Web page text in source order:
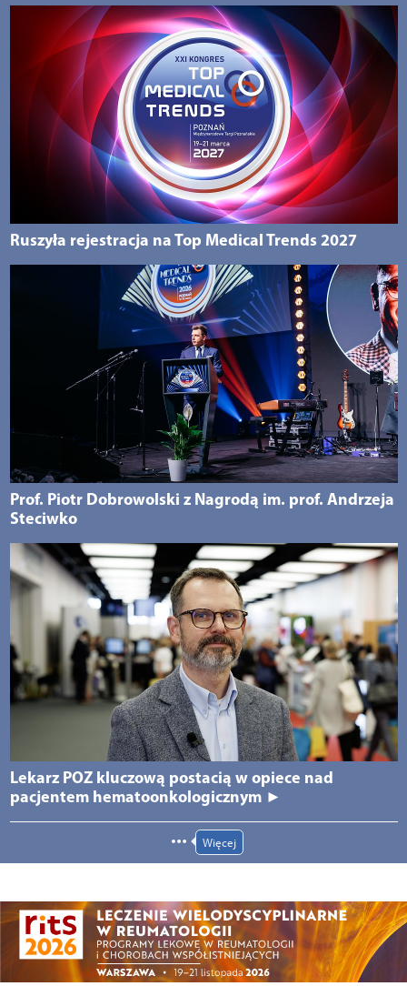
Ruszyła rejestracja na Top Medical Trends 2027
Prof. Piotr Dobrowolski z Nagrodą im. prof. Andrzeja
Steciwko
Lekarz POZ kluczową postacią w opiece nad
pacjentem hematoonkologicznym ►
Więcej